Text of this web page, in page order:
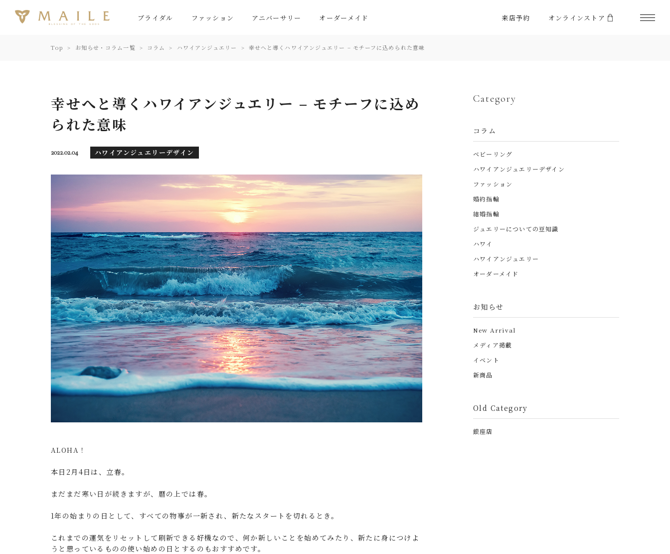
ブライダル ファッション アニバーサリー オーダーメイド 来店予約 オンラインストア
Top お知らせ・コラム一覧 コラム ハワイアンジュエリー 幸せへと導くハワイアンジュエリー – モチーフに込められた意味
幸せへと導くハワイアンジュエリー – モチーフに込め
られた意味
2022.02.04 ハワイアンジュエリーデザイン
ALOHA！
本日2月4日は、立春。
まだまだ寒い日が続きますが、暦の上では春。
1年の始まりの日として、 すべての物事が一新され、新たなスタートを切れるとき。
これまでの運気をリセットして刷新できる好機なので、何か新しいことを始めてみたり、 新たに身につけよ
うと思っているものの使い始めの日とするのも おすすめです。
Category
コラム
ベビーリング
ハワイアンジュエリーデザイン
ファッション
婚約指輪
結婚指輪
ジュエリーについての豆知識
ハワイ
ハワイアンジュエリー
オーダーメイド
お知らせ
New Arrival
メディア掲載
イベント
新商品
Old Category
銀座店